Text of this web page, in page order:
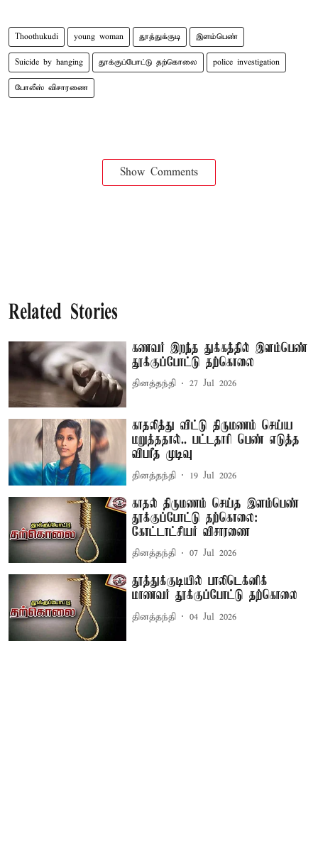
Thoothukudi young woman தூத்துக்குடி இளம்பெண்
Suicide by hanging தூக்குப்போட்டு தற்கொலை police investigation
போலீஸ் விசாரணை
Show Comments
Related Stories
கணவர் இறந்த துக்கத்தில் இளம்பெண்
தூக்குப்போட்டு தற்கொலை
தினத்தந்தி 27 Jul 2026
காதலித்து விட்டு திருமணம் செய்ய
மறுத்ததால்.. பட்டதாரி பெண் எடுத்த
விபரீத முடிவு
தினத்தந்தி 19 Jul 2026
காதல் திருமணம் செய்த இளம்பெண்
தூக்குப்போட்டு தற்கொலை:
கோட்டாட்சியர் விசாரணை
தினத்தந்தி 07 Jul 2026
தூத்துக்குடியில் பாலிடெக்னிக்
மாணவர் தூக்குப்போட்டு தற்கொலை
தினத்தந்தி 04 Jul 2026